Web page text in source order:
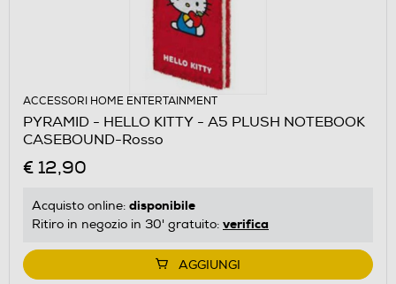
ACCESSORI HOME ENTERTAINMENT
PYRAMID - HELLO KITTY - A5 PLUSH NOTEBOOK
CASEBOUND-Rosso
€ 12,90
Acquisto online: disponibile
Ritiro in negozio in 30' gratuito: verifica
AGGIUNGI